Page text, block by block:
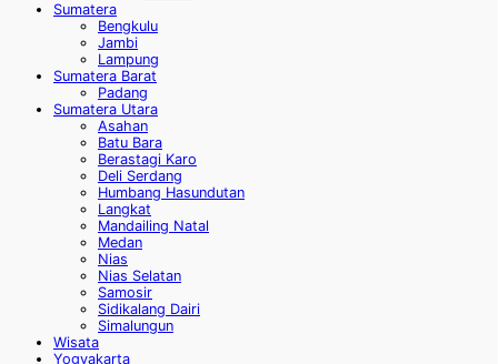
Sumatera
Bengkulu
Jambi
Lampung
Sumatera Barat
Padang
Sumatera Utara
Asahan
Batu Bara
Berastagi Karo
Deli Serdang
Humbang Hasundutan
Langkat
Mandailing Natal
Medan
Nias
Nias Selatan
Samosir
Sidikalang Dairi
Simalungun
Wisata
Yogyakarta